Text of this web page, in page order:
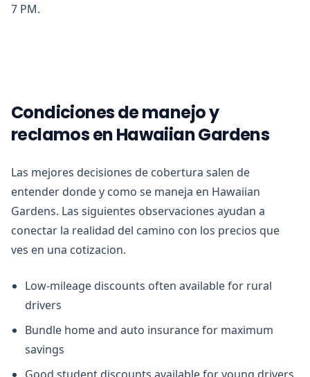
7 PM.
Condiciones de manejo y
reclamos en Hawaiian Gardens
Las mejores decisiones de cobertura salen de
entender donde y como se maneja en Hawaiian
Gardens. Las siguientes observaciones ayudan a
conectar la realidad del camino con los precios que
ves en una cotizacion.
Low-mileage discounts often available for rural
drivers
Bundle home and auto insurance for maximum
savings